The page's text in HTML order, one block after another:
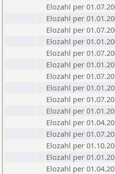
Elozahl per
Elozahl per
Elozahl per
Elozahl per
Elozahl per
Elozahl per
Elozahl per
Elozahl per
Elozahl per
Elozahl per
Elozahl per
Elozahl per
Elozahl per
Elozahl per
Elozahl per